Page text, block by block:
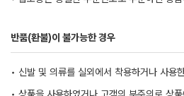
반품(환불)이 불가능한 경우
• 신발 및 의류를 실외에서 착용하거나 사용